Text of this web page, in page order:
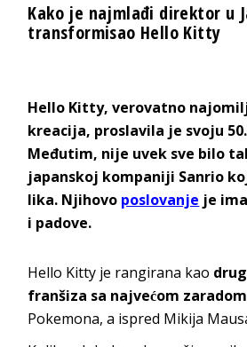
Kako je najmlađi direktor u
transformisao Hello Kitty
Hello Kitty, verovatno
kreacija, proslavila je svoju
Međutim, nije uvek sve bilo
japanskoj kompaniji Sanrio
lika. Njihovo poslovanje je
i padove.
Hello Kitty je rangirana kao
franšiza sa najvećom
Pokemona, a ispred Mikija